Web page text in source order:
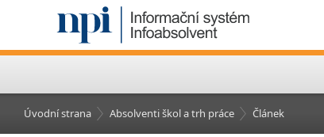
Úvodní strana Absolventi škol a trh práce Článek